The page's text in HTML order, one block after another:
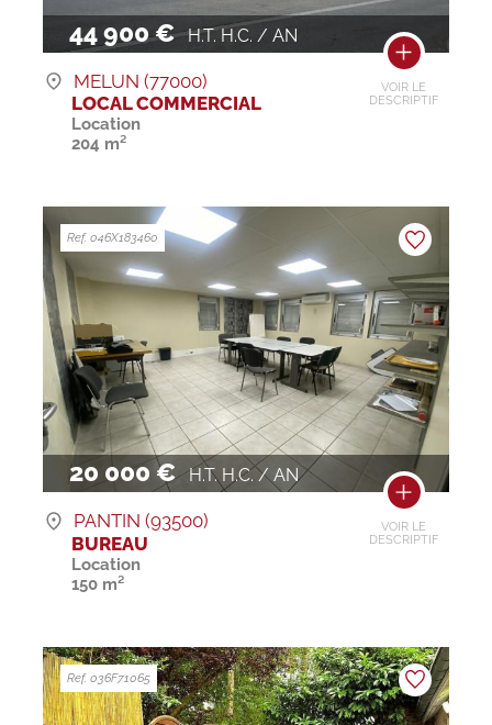
44 900 € H.T. H.C. / AN
VOIR LE
DESCRIPTIF
MELUN (77000)
LOCAL COMMERCIAL
Location
204 m²
20 000 € H.T. H.C. / AN
VOIR LE
DESCRIPTIF
Ref. 046X183460
PANTIN (93500)
BUREAU
Location
150 m²
Ref. 036F71065